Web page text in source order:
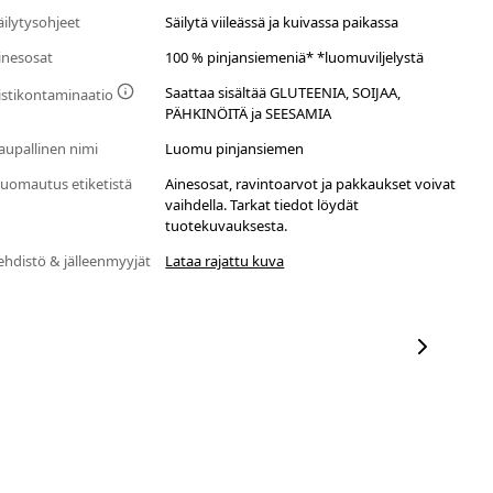
Säilytä viileässä ja kuivassa paikassa
100 % pinjansiemeniä* *luomuviljelystä
Saattaa sisältää GLUTEENIA, SOIJAA,
PÄHKINÖITÄ ja SEESAMIA
nimi
Luomu pinjansiemen
etiketistä
Ainesosat, ravintoarvot ja pakkaukset voivat
vaihdella. Tarkat tiedot löydät
tuotekuvauksesta.
& jälleenmyyjät
Lataa rajattu kuva